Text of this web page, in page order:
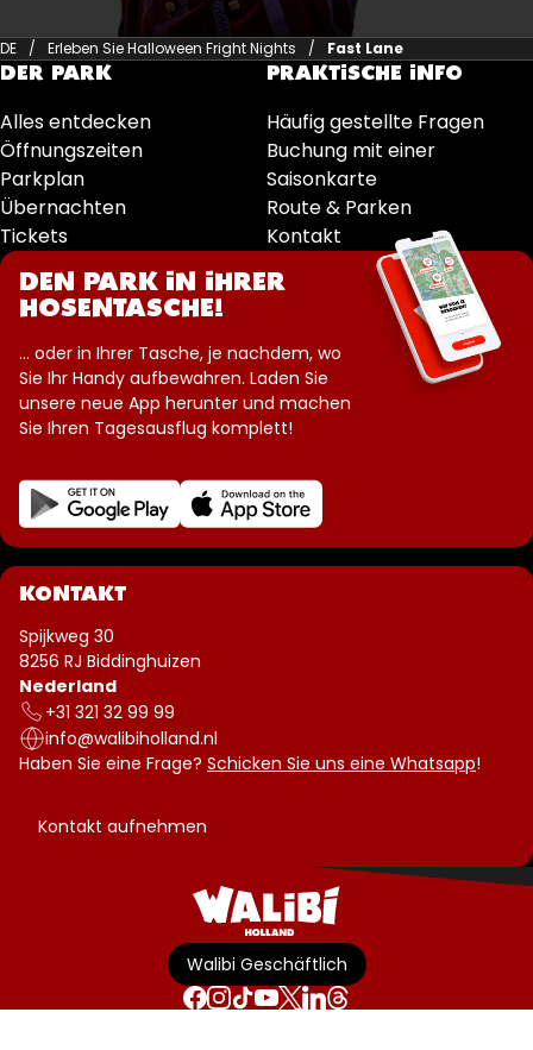
DE Erleben Sie Halloween Fright Nights
Fast Lane
DER PARK
Alles entdecken
Öffnungszeiten
Parkplan
Übernachten
Tickets
PRAKTISCHE INFO
Häufig gestellte Fragen
Buchung mit einer
Saisonkarte
Route & Parken
Kontakt
DEN PARK IN IHRER
HOSENTASCHE!
... oder in Ihrer Tasche, je nachdem, wo
Sie Ihr Handy aufbewahren. Laden Sie
unsere neue App herunter und machen
Sie Ihren Tagesausflug komplett!
KONTAKT
Spijkweg 30
8256 RJ Biddinghuizen
Nederland
+31 321 32 99 99
info@walibiholland.nl
Haben Sie eine Frage? Schicken Sie uns eine Whatsapp!
Kontakt aufnehmen
Walibi Geschäftlich